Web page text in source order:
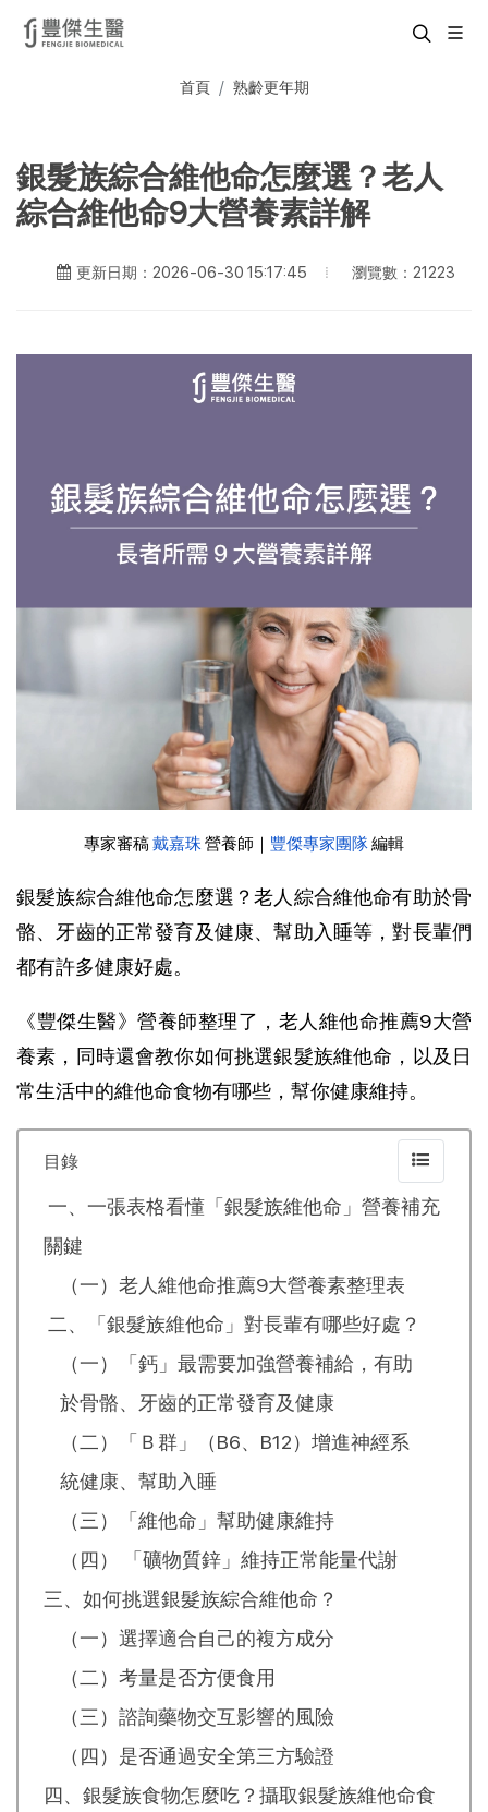
首頁 熟齡更年期
銀髮族綜合維他命怎麼選？老人
綜合維他命9大營養素詳解
更新日期：2026-06-30 15:17:45 瀏覽數：21223
專家審稿戴嘉珠 營養師｜ 豐傑專家團隊 編輯
銀髮族綜合維他命怎麼選？老人綜合維他命有助於骨
骼、牙齒的正常發育及健康、幫助入睡等，對長輩們
都有許多健康好處。
《豐傑生醫》營養師整理了，老人維他命推薦9大營
養素，同時還會教你如何挑選銀髮族維他命，以及日
常生活中的維他命食物有哪些，幫你健康維持。
目錄
一、一張表格看懂「銀髮族維他命」營養補充
關鍵
（一）老人維他命推薦9大營養素整理表
二、「銀髮族維他命」對長輩有哪些好處？
（一）「鈣」最需要加強營養補給，有助
於骨骼、牙齒的正常發育及健康
（二）「Ｂ群」（B6、B12）增進神經系
統健康、幫助入睡
（三）「維他命」幫助健康維持
（四） 「礦物質鋅」維持正常能量代謝
三、如何挑選銀髮族綜合維他命？
（一）選擇適合自己的複方成分
（二）考量是否方便食用
（三）諮詢藥物交互影響的風險
（四）是否通過安全第三方驗證
四、銀髮族食物怎麼吃？攝取銀髮族維他命食